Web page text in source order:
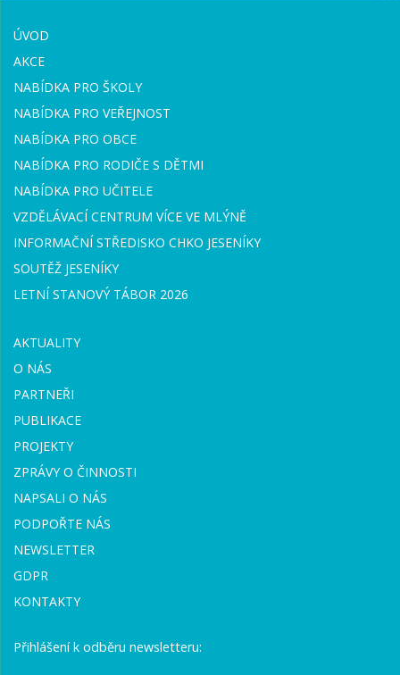
ÚVOD
AKCE
NABÍDKA PRO ŠKOLY
NABÍDKA PRO VEŘEJNOST
NABÍDKA PRO OBCE
NABÍDKA PRO RODIČE S DĚTMI
NABÍDKA PRO UČITELE
VZDĚLÁVACÍ CENTRUM VÍCE VE MLÝNĚ
INFORMAČNÍ STŘEDISKO CHKO JESENÍKY
SOUTĚŽ JESENÍKY
LETNÍ STANOVÝ TÁBOR 2026
AKTUALITY
O NÁS
PARTNEŘI
PUBLIKACE
PROJEKTY
ZPRÁVY O ČINNOSTI
NAPSALI O NÁS
PODPOŘTE NÁS
NEWSLETTER
GDPR
KONTAKTY
Přihlášení k odběru newsletteru: